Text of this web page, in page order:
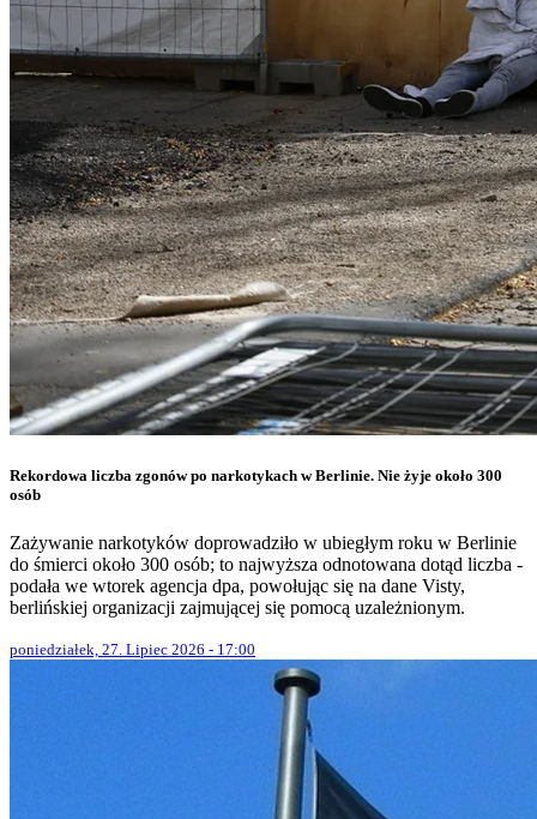
Rekordowa liczba zgonów po narkotykach w Berlinie. Nie żyje około 300
osób
Zażywanie narkotyków doprowadziło w ubiegłym roku w Berlinie
do śmierci około 300 osób; to najwyższa odnotowana dotąd liczba -
podała we wtorek agencja dpa, powołując się na dane Visty,
berlińskiej organizacji zajmującej się pomocą uzależnionym.
poniedziałek, 27. Lipiec 2026 - 17:00